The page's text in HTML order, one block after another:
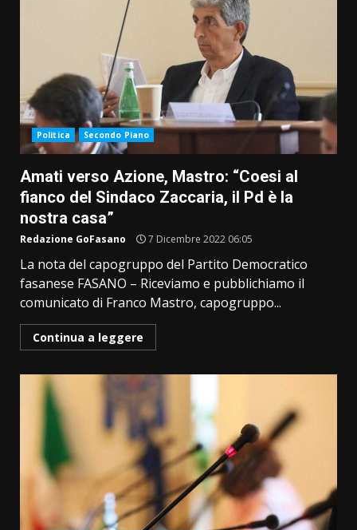
Politica Secondo Piano
Amati verso Azione, Mastro: “Coesi al
fianco del Sindaco Zaccaria, il Pd è la
nostra casa”
Redazione GoFasano 7 Dicembre 2022 06:05
La nota del capogruppo del Partito Democratico
fasanese FASANO – Riceviamo e pubblichiamo il
comunicato di Franco Mastro, capogruppo...
Continua a leggere